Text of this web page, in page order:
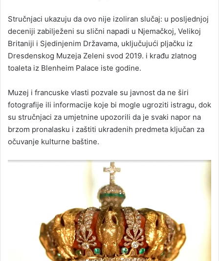
Stručnjaci ukazuju da ovo nije izoliran slučaj: u posljednjoj
deceniji zabilježeni su slični napadi u Njemačkoj, Velikoj
Britaniji i Sjedinjenim Državama, uključujući pljačku iz
Dresdenskog Muzeja Zeleni svod 2019. i krađu zlatnog
toaleta iz Blenheim Palace iste godine.
Muzej i francuske vlasti pozvale su javnost da ne širi
fotografije ili informacije koje bi mogle ugroziti istragu, dok
su stručnjaci za umjetnine upozorili da je svaki napor na
brzom pronalasku i zaštiti ukradenih predmeta ključan za
očuvanje kulturne baštine.